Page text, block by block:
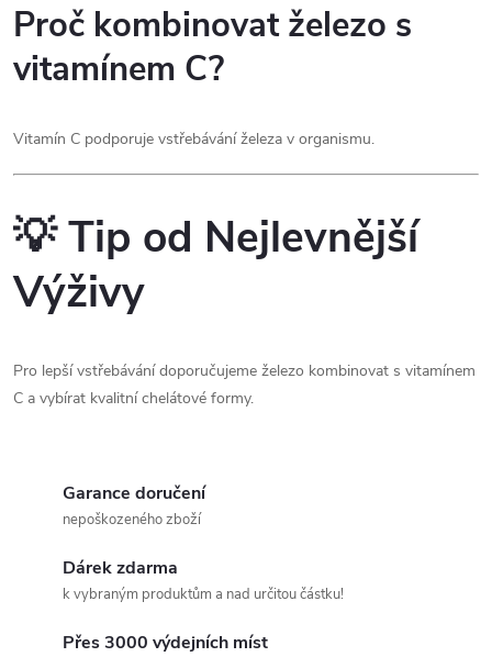
Proč kombinovat železo s
vitamínem C?
Vitamín C podporuje vstřebávání železa v organismu.
💡 Tip od Nejlevnější
Výživy
Pro lepší vstřebávání doporučujeme železo kombinovat s vitamínem
C a vybírat kvalitní chelátové formy.
Garance doručení
nepoškozeného zboží
Dárek zdarma
k vybraným produktům a nad určitou částku!
Přes 3000 výdejních míst